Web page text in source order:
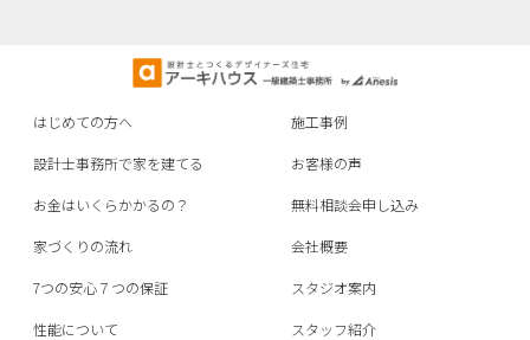
はじめての方へ
設計士事務所で家を建てる
お金はいくらかかるの？
家づくりの流れ
7つの安心７つの保証
性能について
施工事例
お客様の声
無料相談会申し込み
会社概要
スタジオ案内
スタッフ紹介